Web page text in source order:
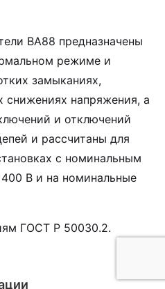
ВА88 предназначены
режиме и
замыканиях,
снижениях напряжения, а
и отключений
и рассчитаны для
с номинальным
В и на номинальные
ГОСТ Р 50030.2.